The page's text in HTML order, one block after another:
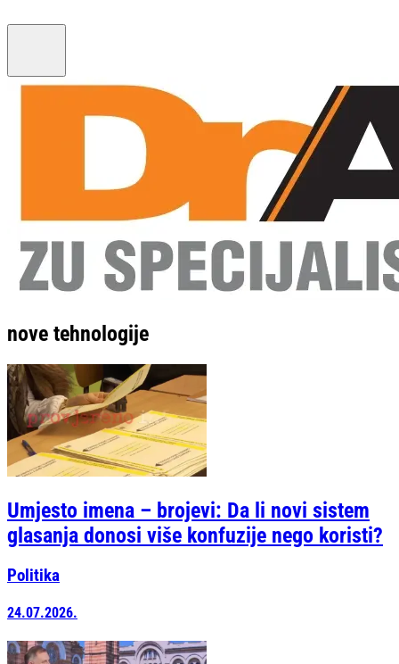
nove tehnologije
Umjesto imena – brojevi: Da li novi sistem
glasanja donosi više konfuzije nego koristi?
Politika
24.07.2026.